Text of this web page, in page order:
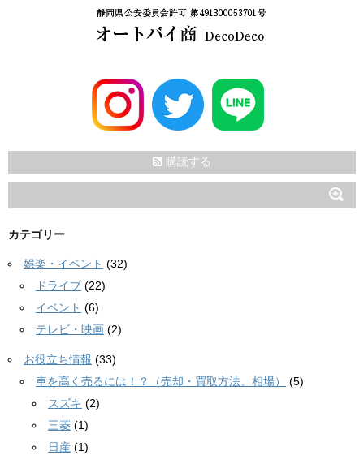
購読する
カテゴリー
娯楽・イベント (32)
ドライブ (22)
イベント (6)
テレビ・映画 (2)
お役立ち情報 (33)
車を高く売るには！？（売却・買取方法、相場）
(5)
スズキ (2)
三菱 (1)
日産 (1)